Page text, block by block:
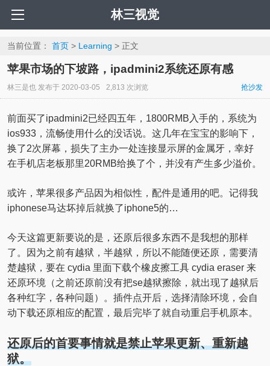
林三视觉
当前位置： 首页> Learning > 正文
苹果市场的下坡路，ipadmini2系统还原有感
林三是也发布于 2020-03-05 2,813 次浏览 抢沙发
前面买了ipadmini2已经四五年，1800RMB入手的，系统为
ios933，流畅使用什么的没话说。这几年在宝宝的影响下，
换了2次屏幕，损失了主办一处连接显示屏的金属牙，幸好
在手机店老板那里20RMB给换了个，并没有产生多少溢价。
或许，苹果很多产品因为相似性，配件是通用的吧。记得我
iphonese马达坏掉后就换了iphone5的…
今天这篇更新要说的是，还原后很多东西不是我想的那样
了。因为之前有越狱，半越狱，所以不能随便还原，需要清
楚越狱，要在 cydia 里面下载个橡皮擦工具 cydia eraser 来
还原环境（之前还原前没有把se越狱擦除，就出现了越狱后
各种红字，各种问题）。插件点开后，选择清除环境，会自
动下载还原相应的配置，最后完毕了就自动重启手机原本。
还原后的首要事情就是禁止苹果更新、重新越
狱。